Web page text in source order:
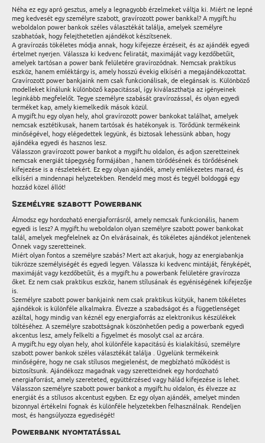
Néha ez egy apró gesztus, amely a legnagyobb érzelmeket váltja ki. Miért ne lepné
meg kedvesét egy személyre szabott, gravírozott power bankkal? A mygift.hu
weboldalon power bankok széles választékát találja, amelyek személyre
szabhatóak, hogy felejthetetlen ajándékot készítsenek.
A gravírozás tökéletes módja annak, hogy kifejezze érzéseit, és az ajándék egyedi
értelmet nyerjen. Válassza ki kedvenc feliratát, maximáját vagy kezdőbetűit,
amelyek tartósan a power bank felületére gravírozódnak. Nemcsak praktikus
eszköz, hanem emléktárgy is, amely hosszú évekig elkíséri a megajándékozottat.
Gravírozott power bankjaink nem csak funkcionálisak, de elegánsak is. Különböző
modelleket kínálunk különböző kapacitással, így kiválaszthatja az igényeinek
leginkább megfelelőt. Tegye személyre szabását gravírozással, és olyan egyedi
terméket kap, amely kiemelkedik mások közül.
A mygift.hu egy olyan hely, ahol gravírozott power bankokat találhat, amelyek
nemcsak esztétikusak, hanem tartósak és hatékonyak is. Törődünk termékeink
minőségével, hogy elégedettek legyünk, és biztosak lehessünk abban, hogy
ajándéka egyedi és hasznos lesz.
Válasszon gravírozott power bankot a mygift.hu oldalon, és adjon szeretteinek
nemcsak energiát tápegység formájában , hanem törődésének és törődésének
kifejezése is a részletekért. Ez egy olyan ajándék, amely emlékezetes marad, és
elkíséri a mindennapi helyzetekben. Rendeld meg most és tegyél boldoggá egy
hozzád közel állót!
Személyre szabott Powerbank
Álmodsz egy hordozható energiaforrásról, amely nemcsak funkcionális, hanem
egyedi is lesz? A mygift.hu weboldalon olyan személyre szabott power bankokat
talál, amelyek megfelelnek az Ön elvárásainak, és tökéletes ajándékot jelentenek
Önnek vagy szeretteinek.
Miért olyan fontos a személyre szabás? Mert azt akarjuk, hogy az energiabankja
tükrözze személyiségét és egyedi legyen. Válassza ki kedvenc mintáját, fényképét,
maximáját vagy kezdőbetűit, és a mygift.hu a powerbank felületére gravírozza
őket. Ez nem csak praktikus eszköz, hanem stílusának és egyéniségének kifejezője
is.
Személyre szabott power bankjaink nem csak praktikus kütyük, hanem tökéletes
ajándékok is különféle alkalmakra. Élvezze a szabadságot és a függetlenséget
azáltal, hogy mindig van kéznél egy energiaforrás az elektronikus készülékek
töltéséhez. A személyre szabottságnak köszönhetően pedig a powerbank egyedi
akcentus lesz, amely felkelti a figyelmet és mosolyt csal az arcára.
A mygift.hu egy olyan hely, ahol különféle kapacitású és kialakítású, személyre
szabott power bankok széles választékát találja . Ügyelünk termékeink
minőségére, hogy ne csak stílusos megjelenést, de megbízható működést is
biztosítsunk. Ajándékozz magadnak vagy szeretteidnek egy hordozható
energiaforrást, amely szereteted, együttérzésed vagy hálád kifejezése is lehet.
Válasszon személyre szabott power bankot a mygift.hu oldalon, és élvezze az
energiát és a stílusos akcentust egyben. Ez egy olyan ajándék, amelyet minden
bizonnyal értékelni fognak és különféle helyzetekben felhasználnak. Rendeljen
most, és hangsúlyozza egyediségét!
Powerbank nyomtatással